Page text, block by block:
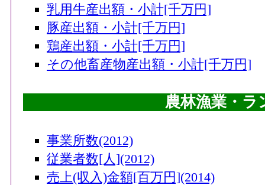
乳用牛産出額・小計[千万円]
豚産出額・小計[千万円]
鶏産出額・小計[千万円]
その他畜産物産出額・小計[千万円]
農林漁業・ラ
事業所数(2012)
従業者数[人](2012)
売上(収入)金額[百万円](2014)